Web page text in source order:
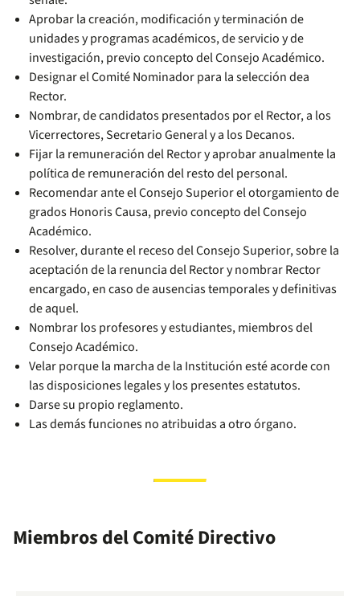
Aprobar la creación, modificación y terminación de
unidades y programas académicos, de servicio y de
investigación, previo concepto del Consejo Académico.
Designar el Comité Nominador para la selección dea
Rector.
Nombrar, de candidatos presentados por el Rector, a los
Vicerrectores, Secretario General y a los Decanos.
Fijar la remuneración del Rector y aprobar anualmente la
política de remuneración del resto del personal.
Recomendar ante el Consejo Superior el otorgamiento de
grados Honoris Causa, previo concepto del Consejo
Académico.
Resolver, durante el receso del Consejo Superior, sobre la
aceptación de la renuncia del Rector y nombrar Rector
encargado, en caso de ausencias temporales y definitivas
de aquel.
Nombrar los profesores y estudiantes, miembros del
Consejo Académico.
Velar porque la marcha de la Institución esté acorde con
las disposiciones legales y los presentes estatutos.
Darse su propio reglamento.
Las demás funciones no atribuidas a otro órgano.
Miembros del Comité Directivo